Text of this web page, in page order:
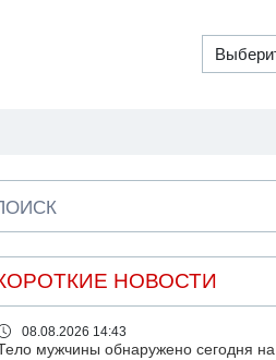
НОВОСТИ
08.08.2026 14:43
мужчины обнаружено сегодня на